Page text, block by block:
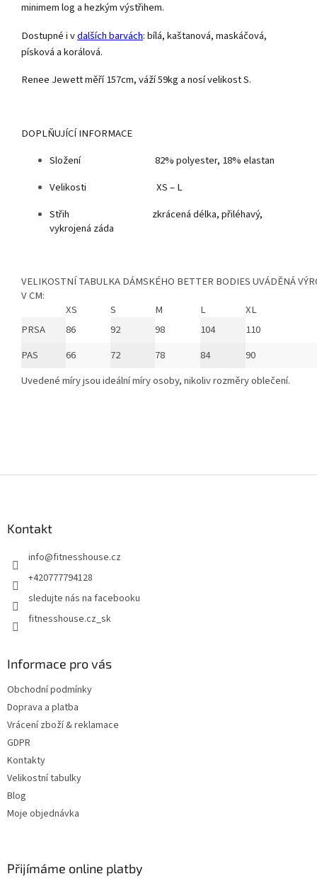
minimem log a hezkým výstřihem.
Dostupné i vdalších barvách: bílá, kaštanová, maskáčová,
písková a korálová.
Renee Jewett měří 157cm, váží 59kg a nosí velikost S.
DOPLŇUJÍCÍ INFORMACE
Složení 82% polyester, 18% elastan
Velikosti XS – L
Střih zkrácená délka, přiléhavý,
vykrojená záda
VELIKOSTNÍ TABULKA DÁMSKÉHO BETTER BODIES UVÁDĚNÁ
V CM:
XS
S M L
XL
PRSA
86 92 98 104
110
PAS
66 72 78 84
90
Uvedené míry jsou ideální míry osoby, nikoliv rozměry oblečení.
Kontakt
info@fitnesshouse.cz
+420777794128
sledujte nás na facebooku
fitnesshouse.cz_sk
Informace pro vás
Obchodní podmínky
Doprava a platba
Vrácení zboží & reklamace
GDPR
Kontakty
Velikostní tabulky
Blog
Moje objednávka
Přijímáme online platby